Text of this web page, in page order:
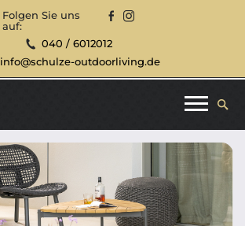
Folgen Sie uns
auf:
040 / 6012012
info@schulze-outdoorliving.de